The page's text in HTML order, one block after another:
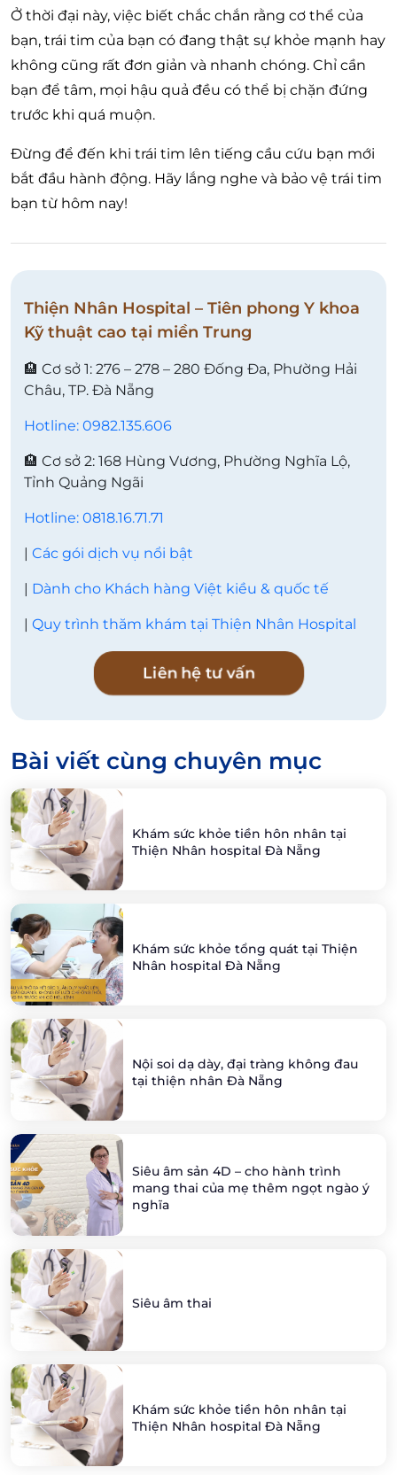
Ở thời đại này, việc biết chắc chắn rằng cơ thể của
bạn, trái tim của bạn có đang thật sự khỏe mạnh hay
không cũng rất đơn giản và nhanh chóng. Chỉ cần
bạn để tâm, mọi hậu quả đều có thể bị chặn đứng
trước khi quá muộn.
Đừng để đến khi trái tim lên tiếng cầu cứu bạn mới
bắt đầu hành động. Hãy lắng nghe và bảo vệ trái tim
bạn từ hôm nay!
Thiện Nhân Hospital – Tiên phong Y khoa
Kỹ thuật cao tại miền Trung
🏨 Cơ sở 1: 276 – 278 – 280 Đống Đa, Phường Hải
Châu, TP. Đà Nẵng
Hotline: 0982.135.606
🏨 Cơ sở 2: 168 Hùng Vương, Phường Nghĩa Lộ,
Tỉnh Quảng Ngãi
Hotline: 0818.16.71.71
| Các gói dịch vụ nổi bật
| Dành cho Khách hàng Việt kiều & quốc tế
| Quy trình thăm khám tại Thiện Nhân Hospital
Liên hệ tư vấn
Bài viết cùng chuyên mục
Khám sức khỏe tiền hôn nhân tại
Thiện Nhân hospital Đà Nẵng
Khám sức khỏe tổng quát tại Thiện
Nhân hospital Đà Nẵng
Nội soi dạ dày, đại tràng không đau
tại thiện nhân Đà Nẵng
Siêu âm sản 4D – cho hành trình
mang thai của mẹ thêm ngọt ngào ý
nghĩa
Siêu âm thai
Khám sức khỏe tiền hôn nhân tại
Thiện Nhân hospital Đà Nẵng